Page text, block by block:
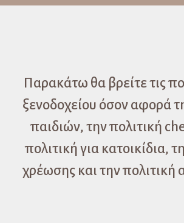
Παρακάτω θα βρείτε τις
ξενοδοχείου όσον αφορά
παιδιών, την πολιτική
πολιτική για κατοικίδια,
χρέωσης και την